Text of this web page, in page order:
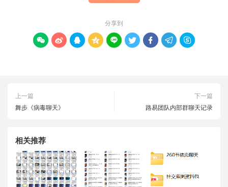
分享到
        
上一篇
舞步《病毒聊天》
下一篇
路易团队内部群聊天记录
相关推荐